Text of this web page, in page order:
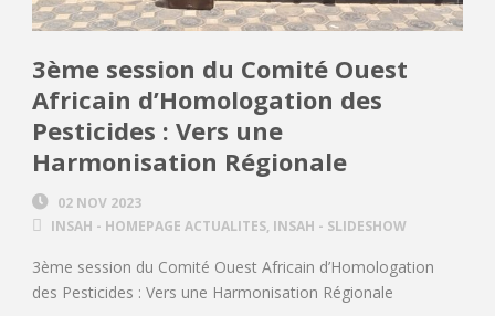
3ème session du Comité Ouest
Africain d’Homologation des
Pesticides : Vers une
Harmonisation Régionale
02 NOV 2023
INSAH - HOMEPAGE ACTUALITES, INSAH - SLIDESHOW
3ème session du Comité Ouest Africain d’Homologation
des Pesticides : Vers une Harmonisation Régionale